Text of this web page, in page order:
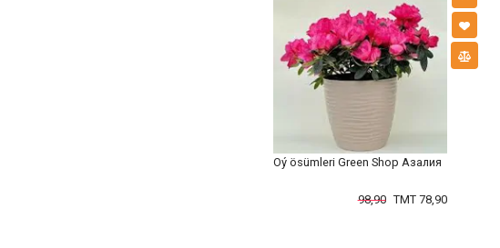
Öý ösümleri Green Shop Азалия
98,90 TMT 78,90